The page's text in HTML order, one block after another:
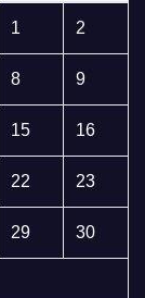
1 2
8 9
15 16
22 23
29 30